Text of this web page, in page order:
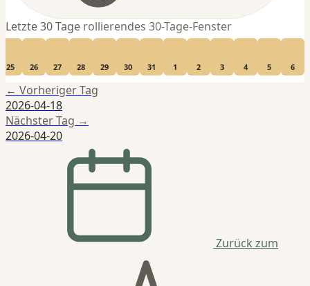
Letzte 30 Tage rollierendes 30-Tage-Fenster
25 26 27 28 29 30 31 1 2 3 4 5 6
← Vorheriger Tag
2026-04-18
Nächster Tag →
2026-04-20
Zurück zum